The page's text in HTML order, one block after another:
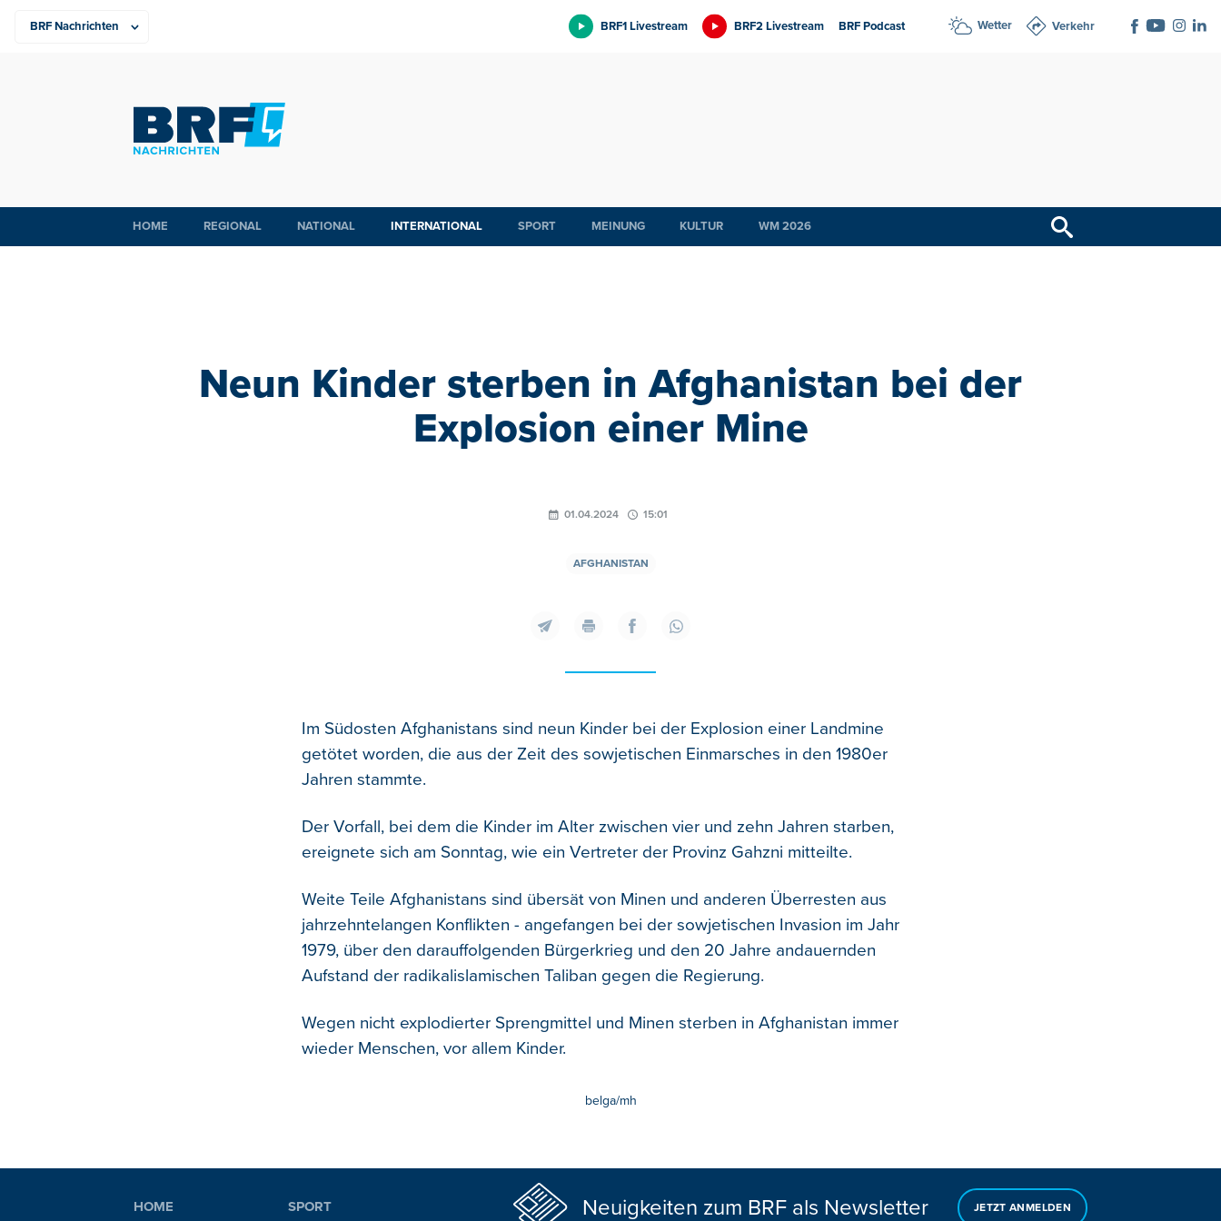
BRF1 Livestream BRF2 Livestream BRF Podcast Wetter Verkehr
HOME REGIONAL NATIONAL INTERNATIONAL SPORT MEINUNG KULTUR WM 2026
Neun Kinder sterben in Afghanistan bei der
Explosion einer Mine
01.04.2024 15:01
AFGHANISTAN
Im Südosten Afghanistans sind neun Kinder bei der Explosion einer Landmine
getötet worden, die aus der Zeit des sowjetischen Einmarsches in den 1980er
Jahren stammte.
Der Vorfall, bei dem die Kinder im Alter zwischen vier und zehn Jahren starben,
ereignete sich am Sonntag, wie ein Vertreter der Provinz Gahzni mitteilte.
Weite Teile Afghanistans sind übersät von Minen und anderen Überresten aus
jahrzehntelangen Konflikten - angefangen bei der sowjetischen Invasion im Jahr
1979, über den darauffolgenden Bürgerkrieg und den 20 Jahre andauernden
Aufstand der radikalislamischen Taliban gegen die Regierung.
Wegen nicht explodierter Sprengmittel und Minen sterben in Afghanistan immer
wieder Menschen, vor allem Kinder.
belga/mh
HOME
SPORT
Neuigkeiten zum BRF als Newsletter JETZT ANMELDEN